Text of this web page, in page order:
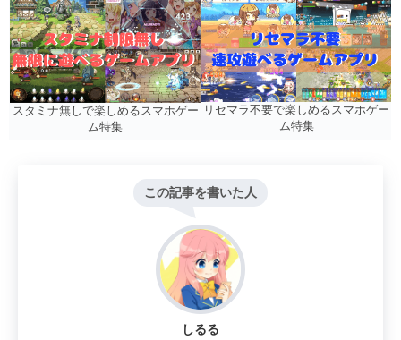
スタミナ無しで楽しめるスマホゲー
ム特集
リセマラ不要で楽しめるスマホゲー
ム特集
この記事を書いた人
しるる